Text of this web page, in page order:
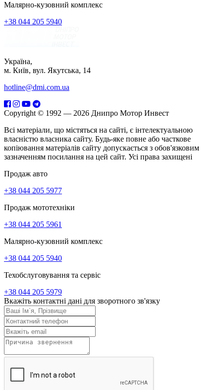
Малярно-кузовний комплекс
+38 044 205 5940
Україна,
м. Київ, вул. Якутська, 14
hotline@dmi.com.ua
Copyright © 1992 — 2026 Днипро Мотор Инвест
Всі матеріали, що містяться на сайті, є інтелектуальною
власністю власника сайту. Будь-яке повне або часткове
копіювання матеріалів сайту допускається з обов'язковим
зазначенням посилання на цей сайт. Усі права захищені
Продаж авто
+38 044 205 5977
Продаж мототехніки
+38 044 205 5961
Малярно-кузовний комплекс
+38 044 205 5940
Техобслуговування та сервіс
+38 044 205 5979
Вкажіть контактні дані для зворотного зв'язку